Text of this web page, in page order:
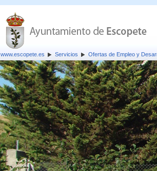
www.escopete.es Servicios Ofertas de Empleo y